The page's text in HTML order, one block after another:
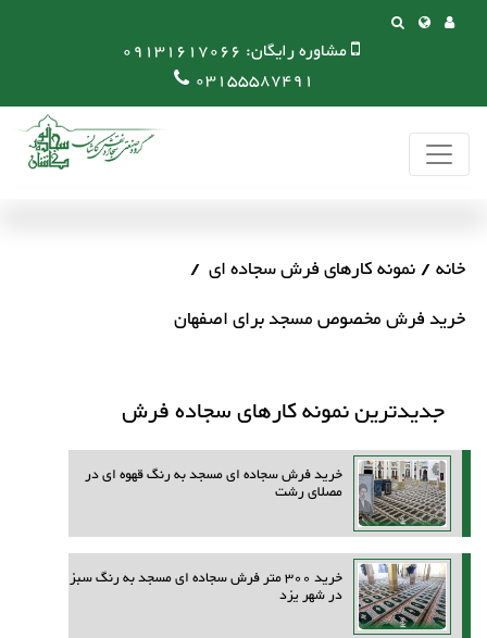
مشاوره رایگان: 09131617066
03155587491
خانه نمونه کارهای فرش سجاده ای
خرید فرش مخصوص مسجد برای اصفهان
جدیدترین نمونه کارهای سجاده فرش
خرید فرش سجاده ای مسجد به رنگ قهوه ای در
مصلای رشت
خرید 300 متر فرش سجاده ای مسجد به رنگ سبز
در شهر یزد